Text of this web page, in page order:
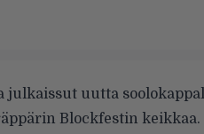
julkaissut uutta
Blockfestin keikkaa.